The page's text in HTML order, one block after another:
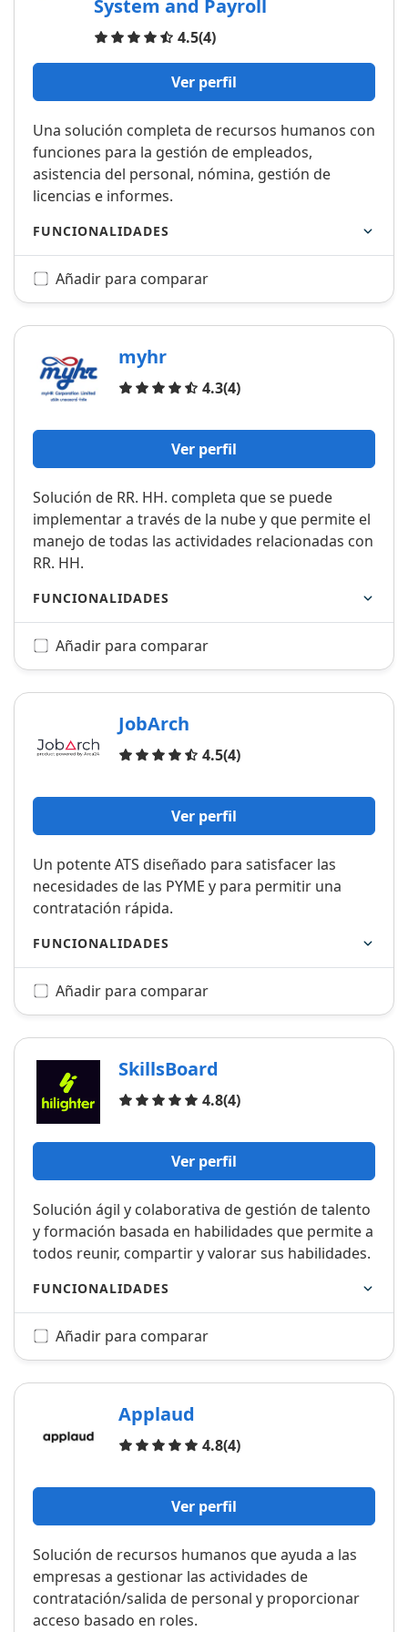
System and Payroll
4.5(4)
Opiniones
Ver perfil
Una solución completa de recursos humanos con
funciones para la gestión de empleados,
asistencia del personal, nómina, gestión de
licencias e informes.
FUNCIONALIDADES
Añadir para comparar
myhr
4.3(4)
Opiniones
Ver perfil
Solución de RR. HH. completa que se puede
implementar a través de la nube y que permite el
manejo de todas las actividades relacionadas con
RR. HH.
FUNCIONALIDADES
Añadir para comparar
JobArch
4.5(4)
Opiniones
Ver perfil
Un potente ATS diseñado para satisfacer las
necesidades de las PYME y para permitir una
contratación rápida.
FUNCIONALIDADES
Añadir para comparar
SkillsBoard
4.8(4)
Opiniones
Ver perfil
Solución ágil y colaborativa de gestión de talento
y formación basada en habilidades que permite a
todos reunir, compartir y valorar sus habilidades.
FUNCIONALIDADES
Añadir para comparar
Applaud
4.8(4)
Opiniones
Ver perfil
Solución de recursos humanos que ayuda a las
empresas a gestionar las actividades de
contratación/salida de personal y proporcionar
acceso basado en roles.